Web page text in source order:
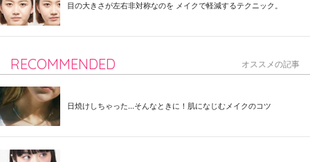
目の大きさが左右非対称なのを メイクで軽減するテクニック。
RECOMMENDED オススメの記事
日焼けしちゃった...そんなときに！肌になじむメイクのコツ